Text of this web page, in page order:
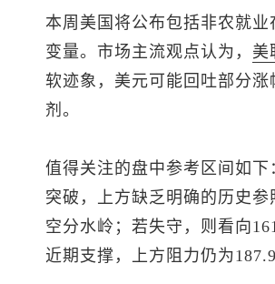
本周美国将公布包括非农就
变量。市场主流观点认为， 美
软迹象，美元可能回吐部分
剂。
值得关注的盘中参考区间如下
突破，上方缺乏明确的历史参
空分水岭；若失守，则看向
近期支撑，上方阻力仍为